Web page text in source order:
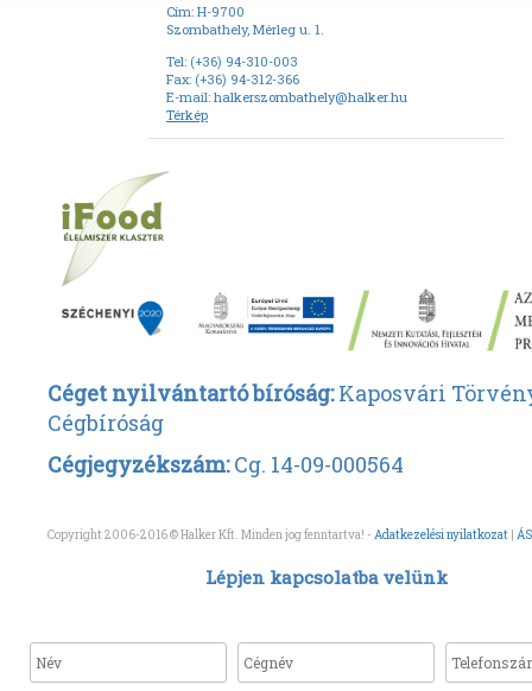
Cím: H-9700
Szombathely, Mérleg u. 1.
Tel: (+36) 94-310-003
Fax: (+36) 94-312-366
E-mail: halkerszombathely@halker.hu
Térkép
Céget nyilvántartó bíróság:Kaposvári
Cégbíróság
Cégjegyzékszám:Cg. 14-09-000564
Copyright 2006-2016 © Halker Kft. Minden jog fenntartva! - Adatkezelési nyilatkozat
Lépjen kapcsolatba velünk